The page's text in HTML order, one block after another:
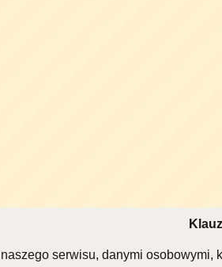
serwisu, danymi osobowymi,